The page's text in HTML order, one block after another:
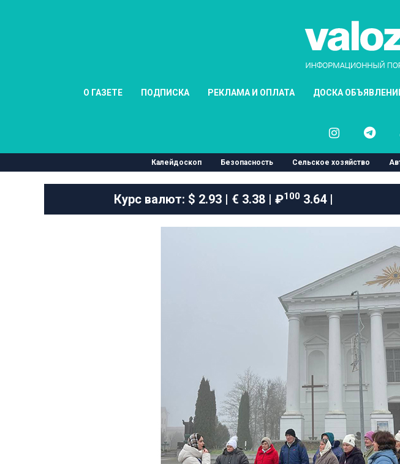
О ГАЗЕТЕ ПОДПИСКА РЕКЛАМА И ОПЛАТА ДОСКА
Калейдоскоп Безопасность Сельское хозяйство
Курс валют: $ 2.93 | € 3.38 | ₽1003.64 |